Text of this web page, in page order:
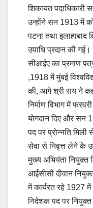
शिकायत पदाधिकारी
उन्होंने सन 1913 में
पटना तथा इलाहाबाद
उपाधि प्रदान की
सीआईए का प्रमाण
,1918 में मुंबई
की, आगे श्री राय ने
निर्माण विभाग में
योगदान दिए और सन
पद पर प्रोन्नति
सेवा से निवृत्त लेने के
मुख्य अभियंता नियुक्त
आईसीसी दीवान
में कार्यरत रहे 1927
निदेशक पद पर